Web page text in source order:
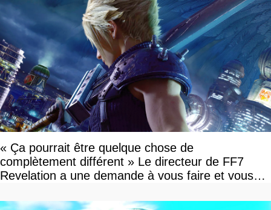
« Ça pourrait être quelque chose de
complètement différent » Le directeur de FF7
Revelation a une demande à vous faire et vous